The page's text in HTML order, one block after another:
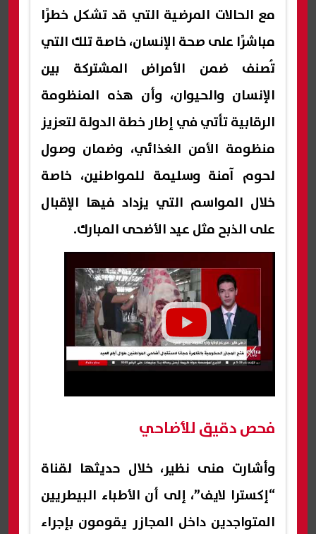
مع الحالات المرضية التي قد تشكل خطرًا
مباشرًا على صحة الإنسان، خاصة تلك التي
تُصنف ضمن الأمراض المشتركة بين
الإنسان والحيوان، وأن هذه المنظومة
الرقابية تأتي في إطار خطة الدولة لتعزيز
منظومة الأمن الغذائي، وضمان وصول
لحوم آمنة وسليمة للمواطنين، خاصة
خلال المواسم التي يزداد فيها الإقبال
على الذبح مثل عيد الأضحى المبارك.
فحص دقيق للأضاحي
وأشارت منى نظير، خلال حديثها لقناة
“إكسترا لايف”، إلى أن الأطباء البيطريين
المتواجدين داخل المجازر يقومون بإجراء